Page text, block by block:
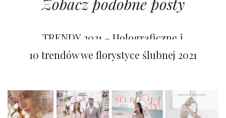
Zobacz podobne posty
PALETY KOLORÓW 2021/2022
TRENDY 2021 – Holograficzne i
opalizujące detale
10 trendów we florystyce ślubnej 2021